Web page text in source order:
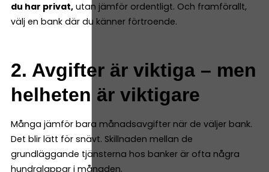
du har privat, utan jämför ordentligt. Och framförallt,
välj en bank där du känner förtroende.
2. Avgifter är viktiga – men
helheten är viktigare
Många jämför bara månadsavgifter när de väljer bank.
Det blir lätt för snävt. Skillnaden mellan de
grundläggande tjänsterna hos banker är ofta några
hundralappar i månaden.